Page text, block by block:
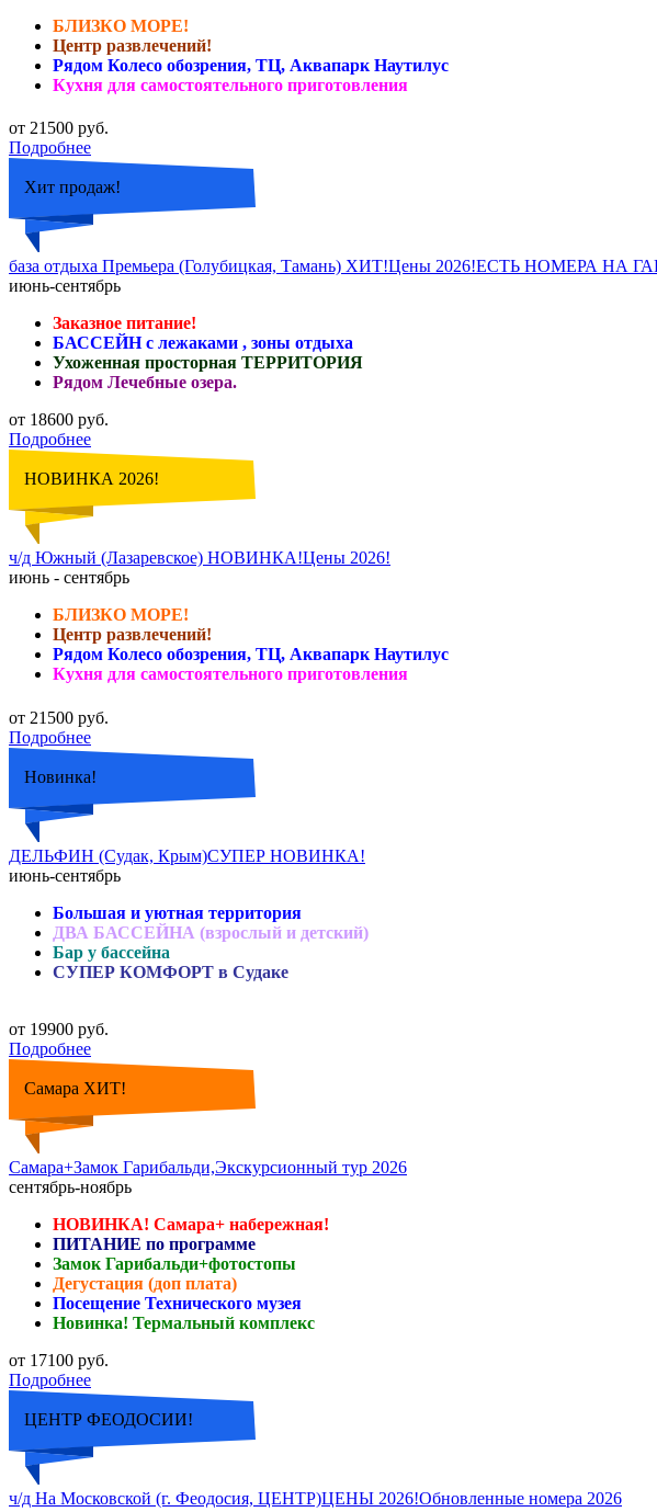
БЛИЗКО МОРЕ!
Центр развлечений!
Рядом Колесо обозрения, ТЦ, Аквапарк Наутилус
Кухня для самостоятельного приготовления
от 21500 руб.
Подробнее
Хит продаж!
база отдыха Премьера (Голубицкая, Тамань) ХИТ!Цены 2026!ЕСТЬ НОМЕРА НА
июнь-сентябрь
Заказное питание!
БАССЕЙН с лежаками , зоны отдыха
Ухоженная просторная ТЕРРИТОРИЯ
Рядом Лечебные озера.
от 18600 руб.
Подробнее
НОВИНКА 2026!
ч/д Южный (Лазаревское) НОВИНКА!Цены 2026!
июнь - сентябрь
БЛИЗКО МОРЕ!
Центр развлечений!
Рядом Колесо обозрения, ТЦ, Аквапарк Наутилус
Кухня для самостоятельного приготовления
от 21500 руб.
Подробнее
Новинка!
ДЕЛЬФИН (Судак, Крым)СУПЕР НОВИНКА!
июнь-сентябрь
Большая и уютная территория
ДВА БАССЕЙНА (взрослый и детский)
Бар у бассейна
СУПЕР КОМФОРТ в Судаке
от 19900 руб.
Подробнее
Самара ХИТ!
Самара+Замок Гарибальди,Экскурсионный тур 2026
сентябрь-ноябрь
НОВИНКА! Самара+ набережная!
ПИТАНИЕ по программе
Замок Гарибальди+фотостопы
Дегустация (доп плата)
Посещение Технического музея
Новинка! Термальный комплекс
от 17100 руб.
Подробнее
ЦЕНТР ФЕОДОСИИ!
ч/д На Московской (г. Феодосия, ЦЕНТР)ЦЕНЫ 2026!Обновленные номера 2026